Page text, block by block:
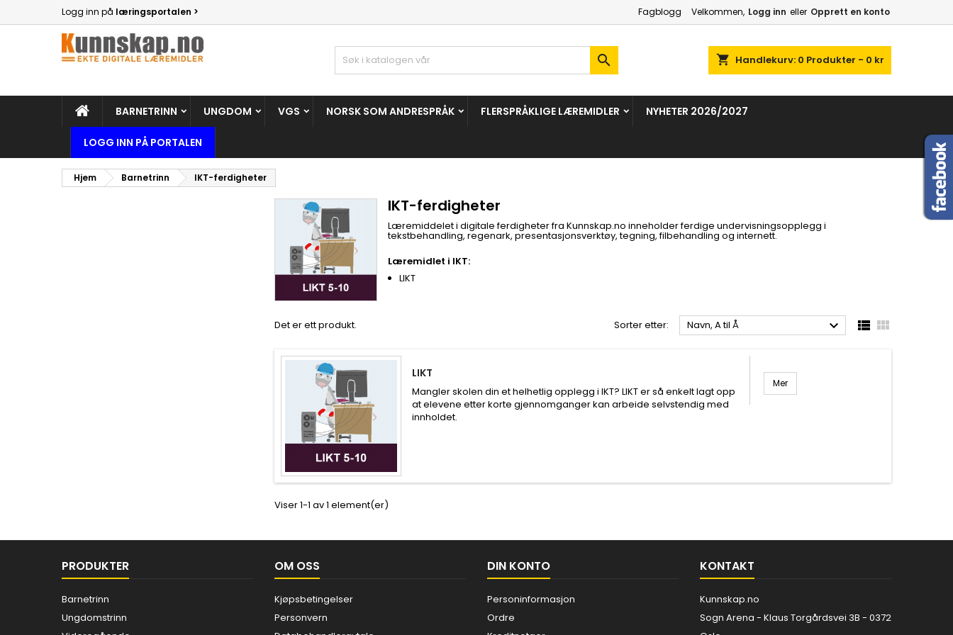
Logg inn på læringsportalen > Velkommen, Logg inn eller Opprett en konto
Fagblogg
shopping_cart Handlekurv: 0 Produkter - 0 kr

BARNETRINN UNGDOM VGS NORSK SOM ANDRESPRÅK FLERSPRÅKLIGE LÆREMIDLER NYHETER 2026/2027
LOGG INN PÅ PORTALEN
Hjem Barnetrinn IKT-ferdigheter
IKT-ferdigheter
Læremiddelet i digitale ferdigheter fra Kunnskap.no inneholder ferdige undervisningsopplegg i
tekstbehandling, regenark, presentasjonsverktøy, tegning, filbehandling og internett.
Læremidlet i IKT:
LIKT
Det er ett produkt. Sorter etter: Navn, A til Å   
LIKT
Mangler skolen din et helhetlig opplegg i IKT? LIKT er så enkelt lagt opp
at elevene etter korte gjennomganger kan arbeide selvstendig med
innholdet.
Mer
Viser 1-1 av 1 element(er)
PRODUKTER
Barnetrinn
Ungdomstrinn
OM OSS
Kjøpsbetingelser
Personvern
DIN KONTO
Personinformasjon
Ordre
KONTAKT
Kunnskap.no
Sogn Arena - Klaus Torgårdsvei 3B - 0372